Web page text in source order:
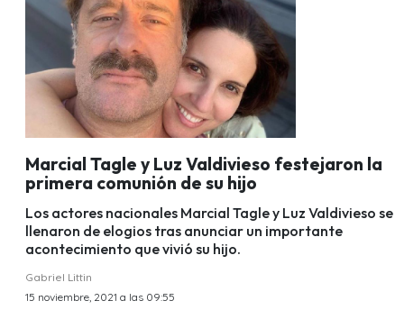
Marcial Tagle y Luz Valdivieso festejaron la
primera comunión de su hijo
Los actores nacionales Marcial Tagle y Luz Valdivieso se
llenaron de elogios tras anunciar un importante
acontecimiento que vivió su hijo.
Gabriel Littin
15 noviembre, 2021 a las 09:55